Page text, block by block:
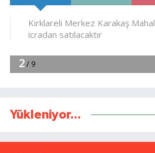
Yükleniyor...